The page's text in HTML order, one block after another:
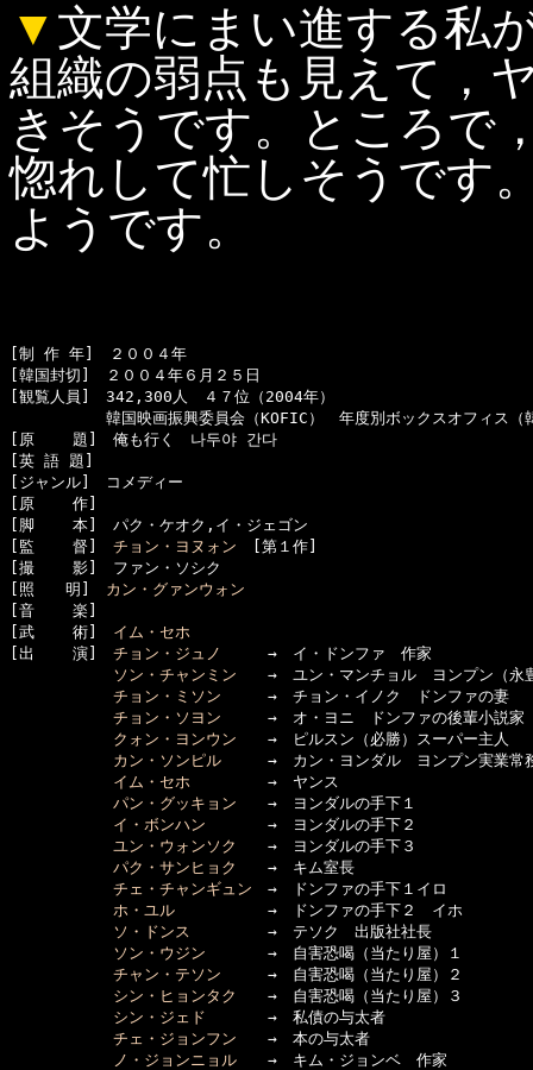
▼ 文学にまい進する私
組織の弱点も見えて，
きそうです。ところで
惚れして忙しそうです
ようです。
[制 作 年]　２００４年
[韓国封切]　２００４年６月２５日
[観覧人員]　342,300人　４７位（2004年）
　　　　　韓国映画振興委員会（KOFIC）　年度別ボックスオフィス（
[原    題]　俺も行く　나두야 간다
[英 語 題]
[ジャンル]　コメディー
[原    作]
[脚    本]　パク・ケオク,イ・ジェゴン
[監    督] チョン・ヨヌォン [第１作]
[撮    影]　ファン・ソシク
[照　　明] カン・グァンウォン
[音    楽]
[武    術] イム・セホ
[出    演] チョン・ジュノ
→　イ・ドンファ　作家
ソン・チャンミン →　ユン・マンチョル　ヨンプン（永
チョン・ミソン →　チョン・イノク　ドンファの妻
チョン・ソヨン →　オ・ヨニ　ドンファの後輩小説家
クォン・ヨンウン →　ピルスン（必勝）スーパー主人
カン・ソンピル →　カン・ヨンダル　ヨンプン実業常
イム・セホ →　ヤンス
パン・グッキョン →　ヨンダルの手下１
イ・ボンハン →　ヨンダルの手下２
ユン・ウォンソク
→　ヨンダルの手下３
パク・サンヒョク
→　キム室長
チェ・チャンギュン →　ドンファの手下１イロ
ホ・ユル →　ドンファの手下２　イホ
ソ・ドンス →　テソク　出版社社長
ソン・ウジン →　自害恐喝（当たり屋）１
チャン・テソン →　自害恐喝（当たり屋）２
シン・ヒョンタク
→　自害恐喝（当たり屋）３
シン・ジェド →　私債の与太者
チェ・ジョンフン →　本の与太者
ノ・ジョンニョル →　キム・ジョンベ　作家